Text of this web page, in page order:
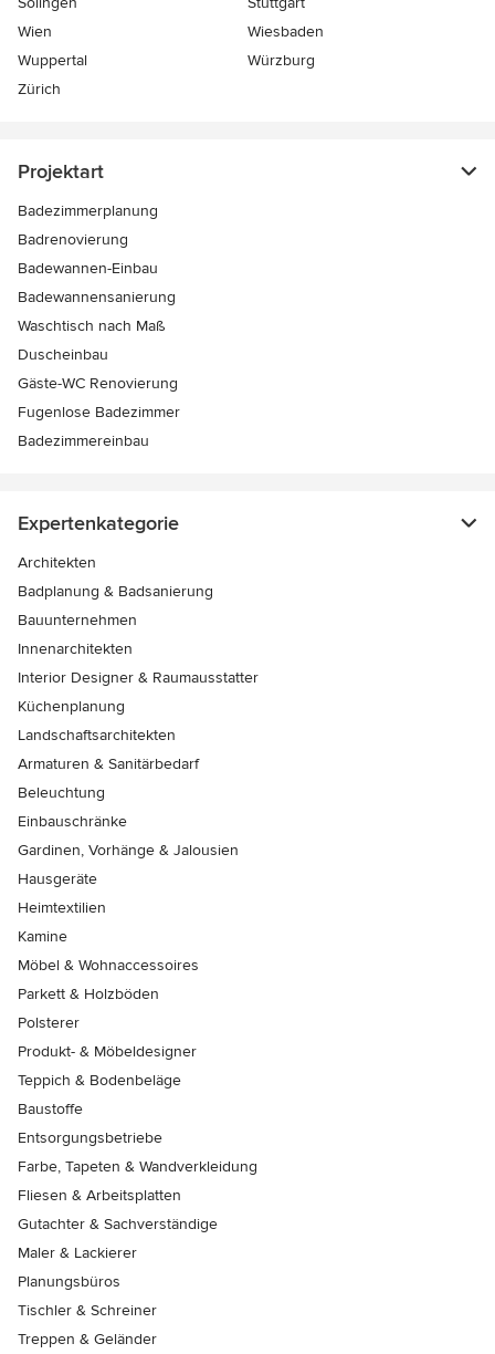
Wien
Wiesbaden
Wuppertal
Würzburg
Zürich
Projektart
Badezimmerplanung
Badrenovierung
Badewannen-Einbau
Badewannensanierung
Waschtisch nach Maß
Duscheinbau
Gäste-WC Renovierung
Fugenlose Badezimmer
Badezimmereinbau
Expertenkategorie
Architekten
Badplanung & Badsanierung
Bauunternehmen
Innenarchitekten
Interior Designer & Raumausstatter
Küchenplanung
Landschaftsarchitekten
Armaturen & Sanitärbedarf
Beleuchtung
Einbauschränke
Gardinen, Vorhänge & Jalousien
Hausgeräte
Heimtextilien
Kamine
Möbel & Wohnaccessoires
Parkett & Holzböden
Polsterer
Produkt- & Möbeldesigner
Teppich & Bodenbeläge
Baustoffe
Entsorgungsbetriebe
Farbe, Tapeten & Wandverkleidung
Fliesen & Arbeitsplatten
Gutachter & Sachverständige
Maler & Lackierer
Planungsbüros
Tischler & Schreiner
Treppen & Geländer